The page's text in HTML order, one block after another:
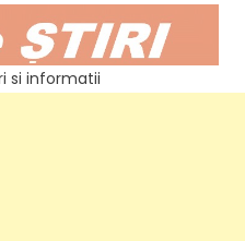
si informatii